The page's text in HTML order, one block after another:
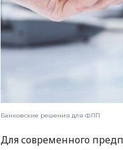
Банковские решения для ФЛП
Для современного